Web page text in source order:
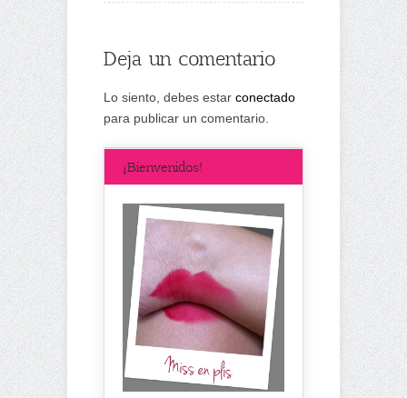
Deja un comentario
Lo siento, debes estar conectado
para publicar un comentario.
¡Bienvenidos!